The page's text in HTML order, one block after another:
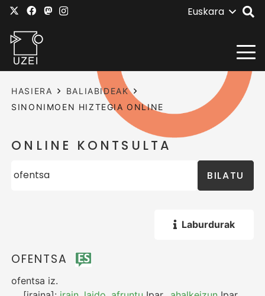
Euskara
HASIERA
BALIABIDEAK
SINONIMOEN HIZTEGIA ONLINE
ONLINE KONTSULTA
BILATU
Laburdurak
OFENTSA
ofentsa iz.